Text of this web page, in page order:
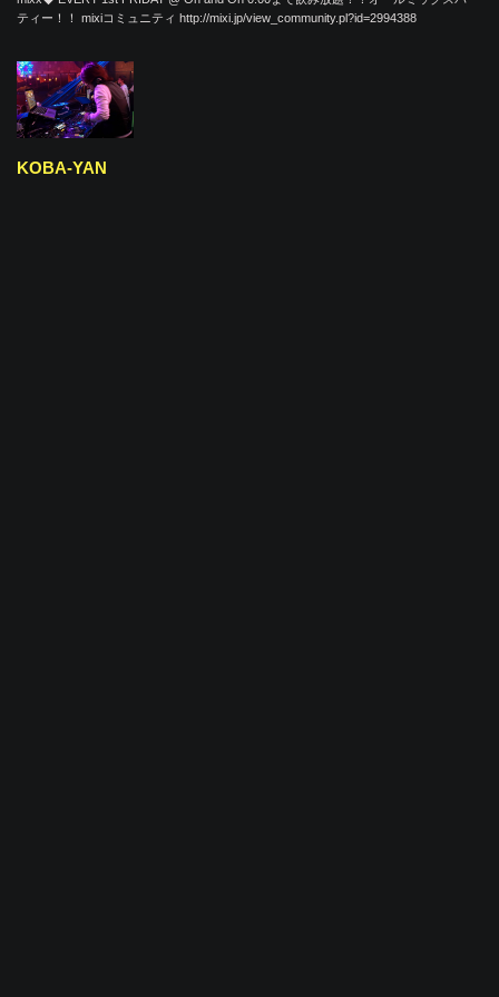
ティー！！ mixiコミュニティ http://mixi.jp/view_community.pl?id=2994388
KOBA-YAN